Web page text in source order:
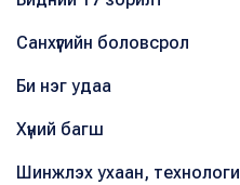
Санхүүгийн боловсрол
Би нэг удаа
Хүний багш
Шинжлэх ухаан, технологи